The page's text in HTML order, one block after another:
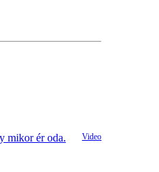
mikor ér oda.